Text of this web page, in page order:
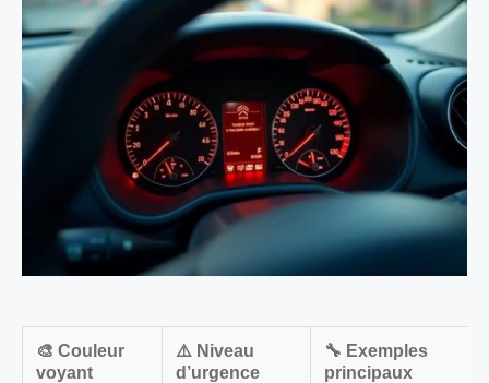
🎨 Couleur
voyant
⚠️ Niveau
d’urgence
🔧 Exemples
principaux